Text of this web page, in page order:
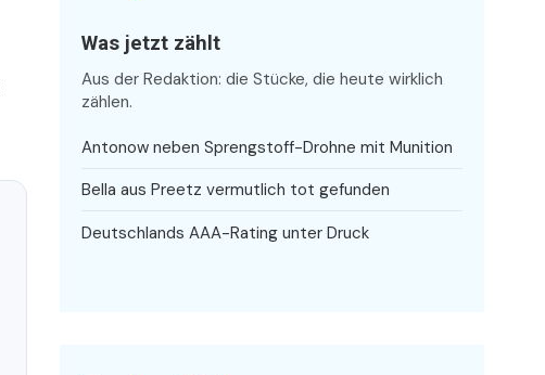
Was jetzt zählt
Aus der Redaktion: die Stücke, die heute wirklich
zählen.
Antonow neben Sprengstoff-Drohne mit Munition
Bella aus Preetz vermutlich tot gefunden
Deutschlands AAA-Rating unter Druck